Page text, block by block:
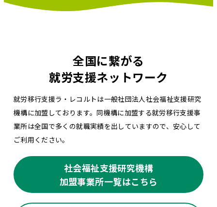
全国に繋がる
就労支援ネットワーク
就労移行支援ラ・レコルトは一般社団法人社会福祉支援研究
機構に加盟しております。同機構に加盟する就労移行支援事
業所は全国で多くの就職実績を出していますので、安心して
ご利用ください。
社会福祉支援研究機構
加盟事業所一覧はこちら